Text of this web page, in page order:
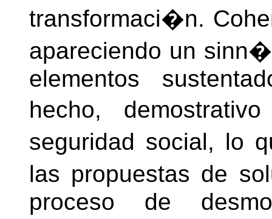
transformaci�n.
apareciendo un
elementos
hecho,
seguridad social, lo
las propuestas de
proceso de